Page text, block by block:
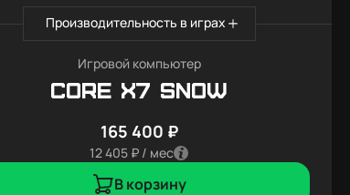
Производительность в играх
Игровой компьютер
Core X7 SNOW
165 400 ₽
12 405 ₽ / мес
В корзину